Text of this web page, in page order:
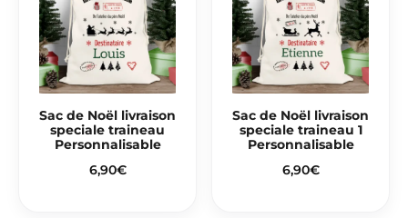
Sac de Noël livraison
speciale traineau
Personnalisable
6,90€
Sac de Noël livraison
speciale traineau 1
Personnalisable
6,90€